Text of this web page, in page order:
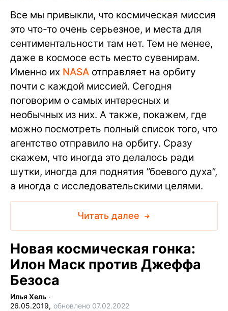
Все мы привыкли, что космическая миссия
это что-то очень серьезное, и места для
сентиментальности там нет. Тем не менее,
даже в космосе есть место сувенирам.
Именно их NASA отправляет на орбиту
почти с каждой миссией. Сегодня
поговорим о самых интересных и
необычных из них. А также, покажем, где
можно посмотреть полный список того, что
агентство отправило на орбиту. Сразу
скажем, что иногда это делалось ради
шутки, иногда для поднятия ”боевого духа”,
а иногда с исследовательскими целями.
Читать далее
Новая космическая гонка:
Илон Маск против Джеффа
Безоса
Илья Хель ∙
26.05.2019, обновлено 07.02.2022